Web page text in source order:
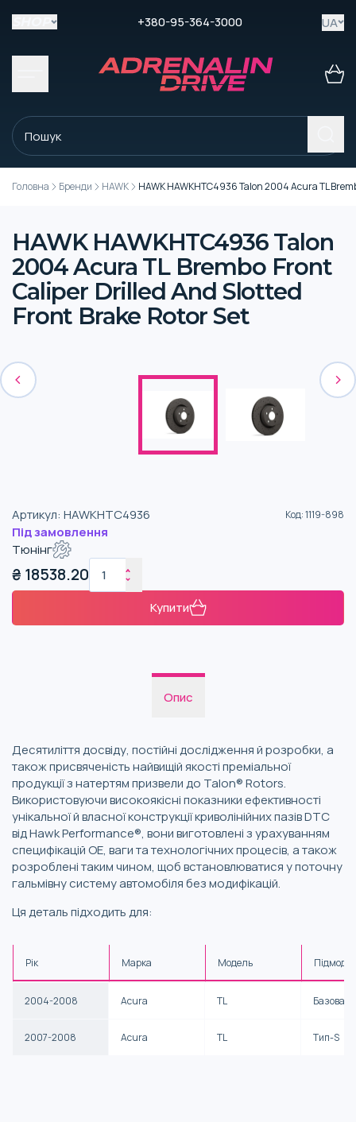
+380-95-364-3000 UA
Головна Бренди HAWK HAWK HAWKHTC4936 Talon 2004 Acura TL
HAWK HAWKHTC4936 Talon
2004 Acura TL Brembo Front
Caliper Drilled And Slotted
Front Brake Rotor Set
Артикул: HAWKHTC4936 Код:1119-898
Під замовлення
Тюнінг
₴ 18538.20
Купити
Опис
Десятиліття досвіду, постійні дослідження й розробки, а
також присвяченість найвищій якості преміальної
продукції з натертям призвели до Talon® Rotors.
Використовуючи високоякісні показники ефективності
унікальної й власної конструкції криволінійних пазів DTC
від Hawk Performance®, вони виготовлені з урахуванням
специфікацій OE, ваги та технологічних процесів, а також
розроблені таким чином, щоб встановлюватися у поточну
гальмівну систему автомобіля без модифікацій.
Ця деталь підходить для:
Рік Марка Модель
2004-2008 Acura TL Базова
2007-2008 Acura TL Тип-S